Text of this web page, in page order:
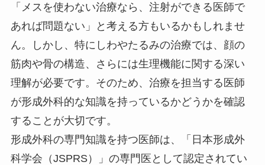
「メスを使わない治療なら、注射ができる医師で
あれば問題ない」と考える方もいるかもしれませ
ん。しかし、特にしわやたるみの治療では、顔の
筋肉や骨の構造、さらには生理機能に関する深い
理解が必要です。そのため、治療を担当する医師
が形成外科的な知識を持っているかどうかを確認
することが大切です。
形成外科の専門知識を持つ医師は、「日本形成外
科学会（JSPRS）」の専門医として認定されてい